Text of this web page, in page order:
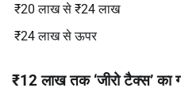
₹20 लाख से ₹24 लाख
₹24 लाख से ऊपर
₹12 लाख तक ‘जीरो टैक्स’ का